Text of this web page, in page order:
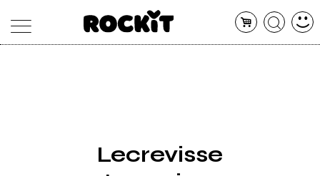
Lecrevisse